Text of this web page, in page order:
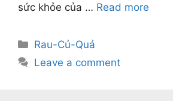
sức khỏe của … Read more
Categories
Rau-Củ-Quả
Leave a comment